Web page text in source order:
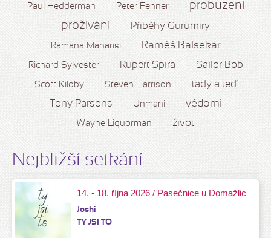
Paul Hedderman Peter Fenner
probuzení
prožívání
Příběhy Gurumíry
Ramana Maháriši Raméš Balsekar
Richard Sylvester Rupert Spira Sailor Bob
Scott Kiloby Steven Harrison tady a teď
Tony Parsons Unmani vědomí
Wayne Liquorman život
Nejbližší setkání
14. - 18. října 2026 / Pasečnice u Domažlic
Joshi
TY JSI TO